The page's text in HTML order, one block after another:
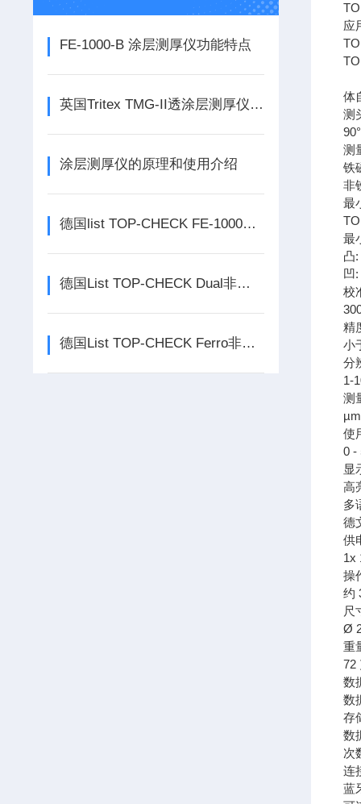
FE-1000-B 涂层测厚仪功能特点
英国Tritex TMG-II透涂层测厚仪有哪些探头可选
涂层测厚仪的原理和使用介绍
德国list TOP-CHECK FE-1000涂层测厚仪主要功能
德国List TOP-CHECK Dual非磁性涂层测厚仪有哪些特点
德国List TOP-CHECK Ferro非磁性涂层测厚仪功能特点
应
体
测
测
铁
非
最
最
凸
凹
校
精
小
分
1-
测
使
0 -
显
高
多
德
供
1x
操
约
尺
Ø
重
72
数
数
存
数
次
连
蓝